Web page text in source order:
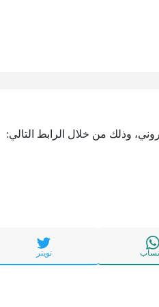
وذلك من خلال الرابط التالي:
تويتر